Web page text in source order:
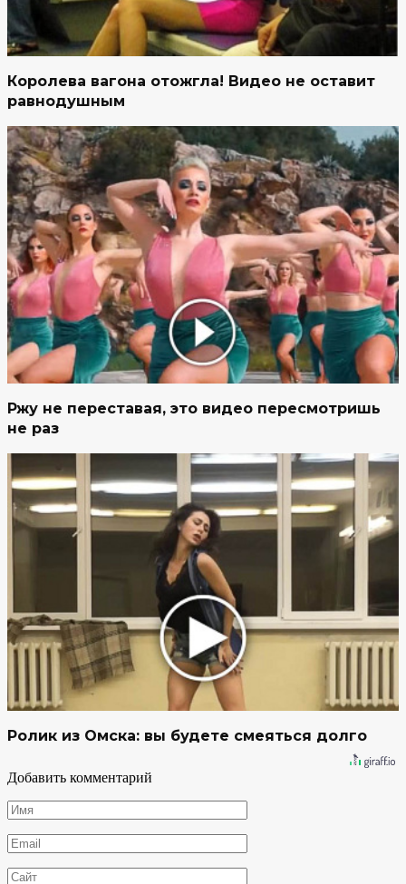
Королева вагона отожгла! Видео не оставит
равнодушным
Ржу не переставая, это видео пересмотришь
не раз
Ролик из Омска: вы будете смеяться долго
Добавить комментарий
Имя
*
Email
*
Сайт